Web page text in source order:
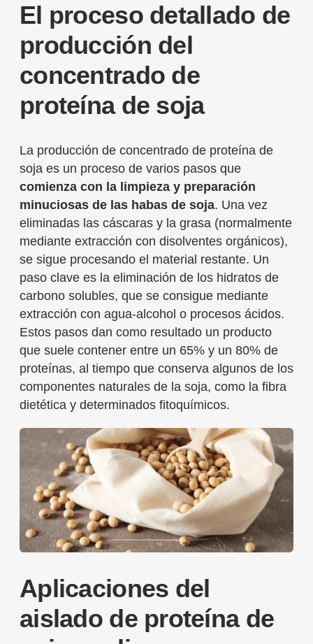
El proceso detallado de
producción del
concentrado de
proteína de soja
La producción de concentrado de proteína de
soja es un proceso de varios pasos que
comienza con la limpieza y preparación
minuciosas de las habas de soja. Una vez
eliminadas las cáscaras y la grasa (normalmente
mediante extracción con disolventes orgánicos),
se sigue procesando el material restante. Un
paso clave es la eliminación de los hidratos de
carbono solubles, que se consigue mediante
extracción con agua-alcohol o procesos ácidos.
Estos pasos dan como resultado un producto
que suele contener entre un 65% y un 80% de
proteínas, al tiempo que conserva algunos de los
componentes naturales de la soja, como la fibra
dietética y determinados fitoquímicos.
Aplicaciones del
aislado de proteína de